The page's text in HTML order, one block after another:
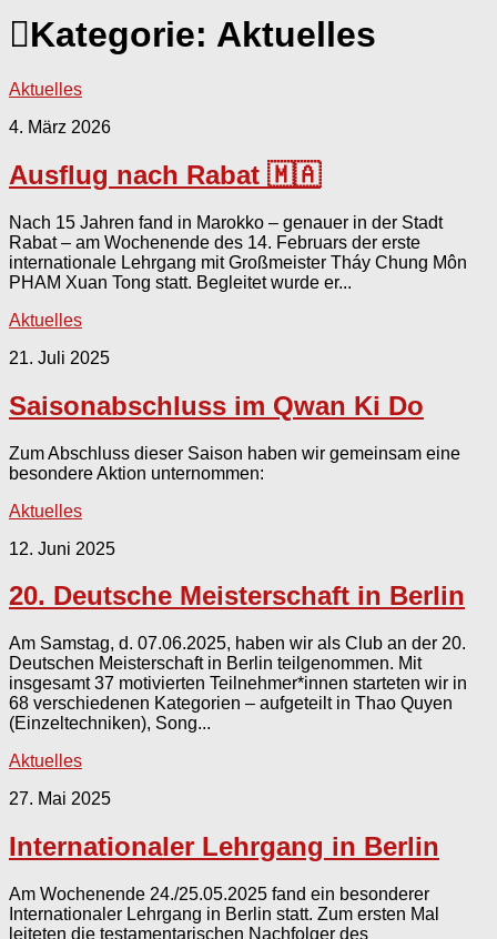
Kategorie: Aktuelles
Aktuelles
4. März 2026
Ausflug nach Rabat 🇲🇦
Nach 15 Jahren fand in Marokko – genauer in der Stadt
Rabat – am Wochenende des 14. Februars der erste
internationale Lehrgang mit Großmeister Tháy Chung Môn
PHAM Xuan Tong statt. Begleitet wurde er...
Aktuelles
21. Juli 2025
Saisonabschluss im Qwan Ki Do
Zum Abschluss dieser Saison haben wir gemeinsam eine
besondere Aktion unternommen:
Aktuelles
12. Juni 2025
20. Deutsche Meisterschaft in Berlin
Am Samstag, d. 07.06.2025, haben wir als Club an der 20.
Deutschen Meisterschaft in Berlin teilgenommen. Mit
insgesamt 37 motivierten Teilnehmer*innen starteten wir in
68 verschiedenen Kategorien – aufgeteilt in Thao Quyen
(Einzeltechniken), Song...
Aktuelles
27. Mai 2025
Internationaler Lehrgang in Berlin
Am Wochenende 24./25.05.2025 fand ein besonderer
Internationaler Lehrgang in Berlin statt. Zum ersten Mal
leiteten die testamentarischen Nachfolger des